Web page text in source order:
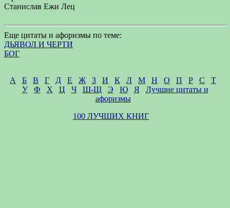
Станислав Ежи Лец
Еще цитаты и афоризмы по теме:
ДЬЯВОЛ И ЧЕРТИ
БОГ
А Б В Г Д Е Ж З И К Л М Н О П Р С
Т
У
Ф Х Ц Ч Ш-Щ Э Ю Я
Лучшие цитаты и
афоризмы
100 ЛУЧШИХ КНИГ